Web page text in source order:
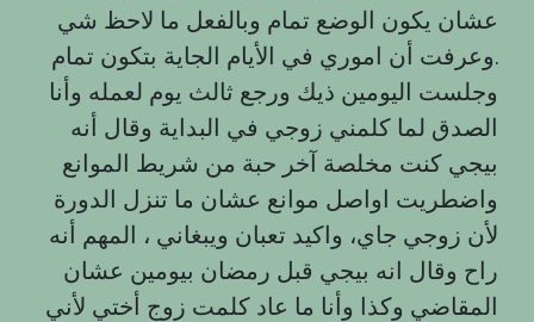
عشان يكون الوضع تمام وبالفعل ما لاحظ شي
وعرفت أن اموري في الأيام الجاية بتكون تمام.
وجلست اليومين ذيك ورجع ثالث يوم لعمله وأنا
الصدق لما كلمني زوجي في البداية وقال أنه
بيجي كنت مخلصة آخر حبة من شريط الموانع
واضطريت اواصل موانع عشان ما تنزل الدورة
لأن زوجي جاي، واكيد تعبان ويبغاني ، المهم أنه
راح وقال انه بيجي قبل رمضان بيومين عشان
المقاضي وكذا وأنا ما عاد كلمت زوج أختي لأني